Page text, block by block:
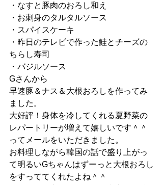
・なすと豚肉のおろし和え
・お刺身のタルタルソース
・スパイスケーキ
・昨日のテレビで作った鮭とチーズの
ちらし寿司
・バジルソース
Gさんから
早速豚＆ナス＆大根おろしを作ってみ
ました。
大好評！身体を冷してくれる夏野菜の
レパートリーが増えて嬉しいです＾＾
ってメールをいただきました。
お料理しながら韓国の話で盛り上がっ
て明るいGちゃんはずーっと大根おろし
をすっててくれたよね＾＾